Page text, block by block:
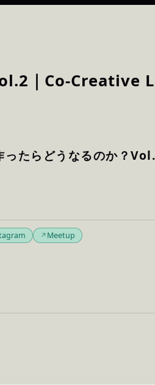
｜Co-Creative
たらどうなるのか？
Meetup